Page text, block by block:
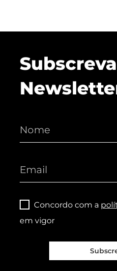
Concordo com a
em vigor